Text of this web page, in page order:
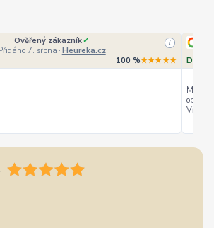
Ověřený zákazník✓
7. srpna · Heureka.cz
i
100 %★★★★★
Můžu
Vřele